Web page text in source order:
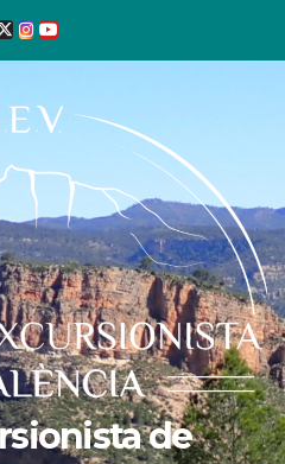
de